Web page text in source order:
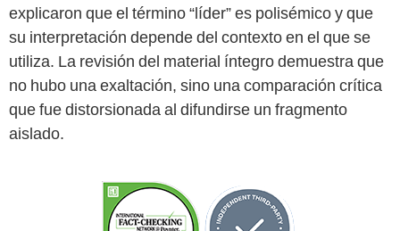
explicaron que el término “líder” es polisémico y que
su interpretación depende del contexto en el que se
utiliza. La revisión del material íntegro demuestra que
no hubo una exaltación, sino una comparación crítica
que fue distorsionada al difundirse un fragmento
aislado.